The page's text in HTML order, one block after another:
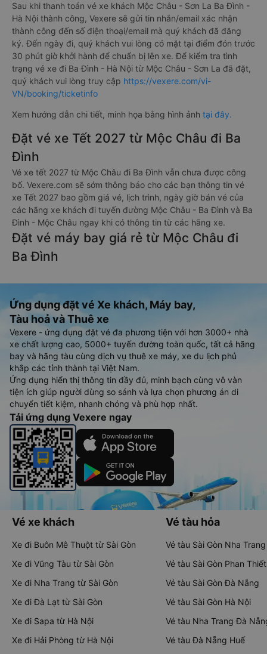
Sau khi thanh toán vé xe khách Mộc Châu - Sơn La Ba Đình -
Hà Nội thành công, Vexere sẽ gửi tin nhắn/email xác nhận
thành công đến số điện thoại/email mà quý khách đã đăng
ký. Đến ngày đi, quý khách vui lòng có mặt tại điểm đón trước
30 phút giờ khởi hành để chuẩn bị lên xe. Để kiểm tra tình
trạng vé xe đi Ba Đình - Hà Nội từ Mộc Châu - Sơn La đã đặt,
quý khách vui lòng truy cập https://vexere.com/vi-
VN/booking/ticketinfo
Xem hướng dẫn chi tiết, minh họa bằng hình ảnh tại đây.
Đặt vé xe Tết 2027 từ Mộc Châu đi Ba
Đình
Vé xe tết 2027 từ Mộc Châu đi Ba Đình vẫn chưa được công
bố. Vexere.com sẽ sớm thông báo cho các bạn thông tin vé
xe Tết 2027 bao gồm giá vé, lịch trình, ngày giờ bán vé của
các hãng xe khách đi tuyến đường Mộc Châu - Ba Đình và Ba
Đình - Mộc Châu ngay khi có thông tin từ các hãng xe.
Đặt vé máy bay giá rẻ từ Mộc Châu đi
Ba Đình
Ứng dụng đặt vé Xe khách, Máy bay,
Tàu hoả và Thuê xe
Vexere - ứng dụng đặt vé đa phương tiện với hơn 3000+ nhà
xe chất lượng cao, 5000+ tuyến đường toàn quốc, tất cả hãng
bay và hãng tàu cùng dịch vụ thuê xe máy, xe du lịch phủ
khắp các tỉnh thành tại Việt Nam.
Ứng dụng hiển thị thông tin đầy đủ, minh bạch cùng vô vàn
tiện ích giúp người dùng so sánh và lựa chọn phương án di
chuyển tiết kiệm, nhanh chóng và phù hợp nhất.
Tải ứng dụng Vexere ngay
Vé xe khách
Xe đi Buôn Mê Thuột từ Sài Gòn
Xe đi Vũng Tàu từ Sài Gòn
Xe đi Nha Trang từ Sài Gòn
Xe đi Đà Lạt từ Sài Gòn
Xe đi Sapa từ Hà Nội
Xe đi Hải Phòng từ Hà Nội
Vé tàu hỏa
Vé tàu Sài Gòn Nha Trang
Vé tàu Sài Gòn Phan Thiết
Vé tàu Sài Gòn Đà Nẵng
Vé tàu Sài Gòn Hà Nội
Vé tàu Nha Trang Đà
Vé tàu Đà Nẵng Huế